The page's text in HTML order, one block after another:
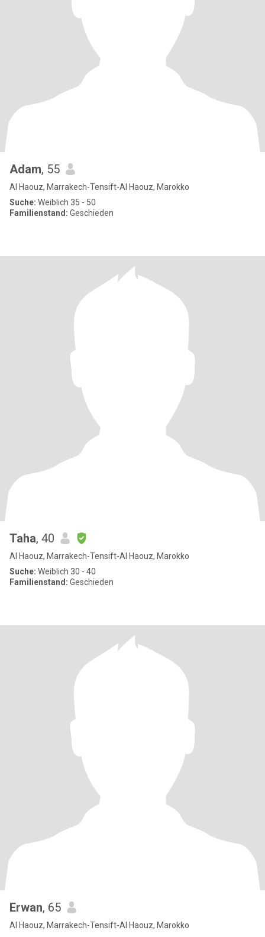
Adam, 55
Al Haouz, Marrakech-Tensift-Al Haouz, Marokko
Suche: Weiblich 35 - 50
Familienstand: Geschieden
Taha, 40
Al Haouz, Marrakech-Tensift-Al Haouz, Marokko
Suche: Weiblich 30 - 40
Familienstand: Geschieden
Erwan, 65
Al Haouz, Marrakech-Tensift-Al Haouz, Marokko